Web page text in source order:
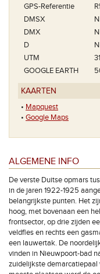
GPS-Referentie
DMSX
DMX
D
UTM
GOOGLE EARTH
KAARTEN
• Mapquest
• Google Maps
ALGEMENE INFO
De verste Duitse opmars
in de jaren 1922-1925
belangrijkste punten. Het
hoog, met bovenaan een
frontsector, op drie zijden
veldfles en rechts een
een lauwertak. De
vinden in Nieuwpoort-bad
zuidelijkste demarcatiepaal